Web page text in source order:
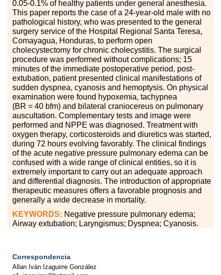
0.05-0.1% of healthy patients under general anesthesia.
This paper reports the case of a 24-year-old male with no
pathological history, who was presented to the general
surgery service of the Hospital Regional Santa Teresa,
Comayagua, Honduras, to perform open
cholecystectomy for chronic cholecystitis. The surgical
procedure was performed without complications; 15
minutes of the immediate postoperative period, post-
extubation, patient presented clinical manifestations of
sudden dyspnea, cyanosis and hemoptysis. On physical
examination were found hypoxemia, tachypnea
(BR = 40 bfm) and bilateral craniocereus on pulmonary
auscultation. Complementary tests and image were
performed and NPPE was diagnosed. Treatment with
oxygen therapy, corticosteroids and diuretics was started,
during 72 hours evolving favorably. The clinical findings
of the acute negative pressure pulmonary edema can be
confused with a wide range of clinical entities, so it is
extremely important to carry out an adequate approach
and differential diagnosis. The introduction of appropriate
therapeutic measures offers a favorable prognosis and
generally a wide decrease in mortality.
KEYWORDS: Negative pressure pulmonary edema;
Airway extubation; Laryngismus; Dyspnea; Cyanosis.
Correspondencia
Allan Iván Izaguirre González